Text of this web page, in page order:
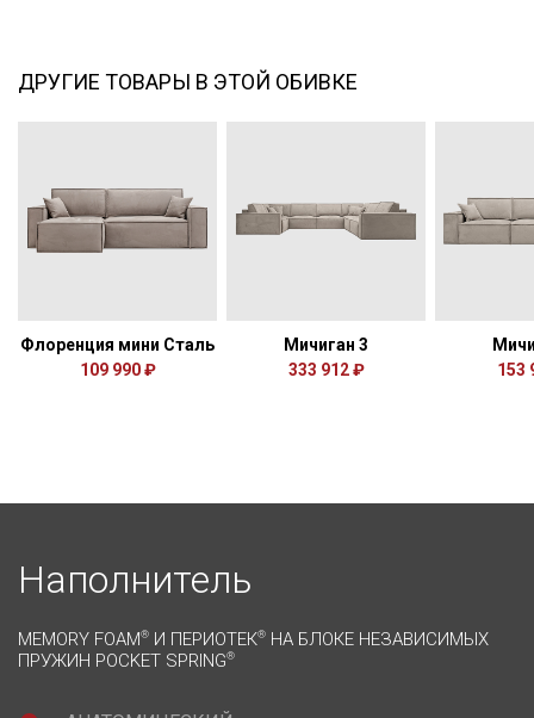
ДРУГИЕ ТОВАРЫ В ЭТОЙ ОБИВКЕ
Флоренция мини Сталь
109 990 ₽
Мичиган 3
333 912 ₽
153
Наполнитель
MEMORY FOAM® И ПЕРИОТЕК® НА БЛОКЕ НЕЗАВИСИМЫХ
ПРУЖИН POCKET SPRING®